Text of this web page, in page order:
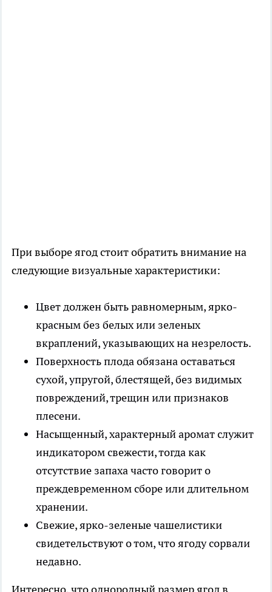
При выборе ягод стоит обратить внимание на
следующие визуальные характеристики:
Цвет должен быть равномерным, ярко-
красным без белых или зеленых
вкраплений, указывающих на незрелость.
Поверхность плода обязана оставаться
сухой, упругой, блестящей, без видимых
повреждений, трещин или признаков
плесени.
Насыщенный, характерный аромат служит
индикатором свежести, тогда как
отсутствие запаха часто говорит о
преждевременном сборе или длительном
хранении.
Свежие, ярко-зеленые чашелистики
свидетельствуют о том, что ягоду сорвали
недавно.